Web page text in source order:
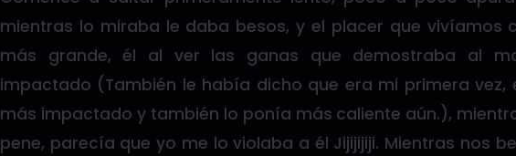
mientras lo miraba le daba besos, y el placer que vivíamos
más grande, él al ver las ganas que demostraba al
impactado (También le había dicho que era mi primera vez,
más impactado y también lo ponía más caliente aún.),
pene, parecía que yo me lo violaba a él Jijijijiji. Mientras nos